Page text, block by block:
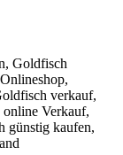
Goldfisch
verkauf,
Verkauf,
günstig kaufen,